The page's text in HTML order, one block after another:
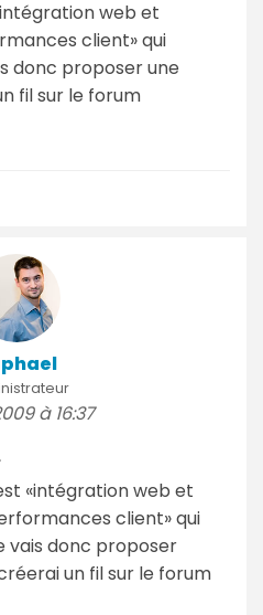
web et
client» qui
donc proposer une
fil sur le forum
à 16:37
«intégration web et
client» qui
vais donc proposer
un fil sur le forum